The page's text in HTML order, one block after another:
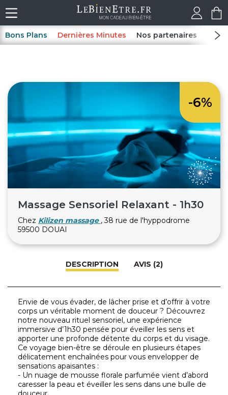
Bons Plans Dernières Minutes Nos partenaires Spas
-6%
Massage Sensoriel Relaxant - 1h30
Chez Kilizen massage , 38 rue de l'hyppodrome
59500 DOUAI
DESCRIPTION AVIS (2)
Envie de vous évader, de lâcher prise et d’offrir à votre
corps un véritable moment de douceur ? Découvrez
notre nouveau rituel sensoriel, une expérience
immersive d’1h30 pensée pour éveiller les sens et
apporter une profonde détente du corps et du visage.
Ce voyage bien-être se déroule en plusieurs étapes
délicatement enchaînées pour vous envelopper de
sensations apaisantes :
- Un nuage de mousse florale parfumée vient d’abord
caresser la peau et éveiller les sens dans une bulle de